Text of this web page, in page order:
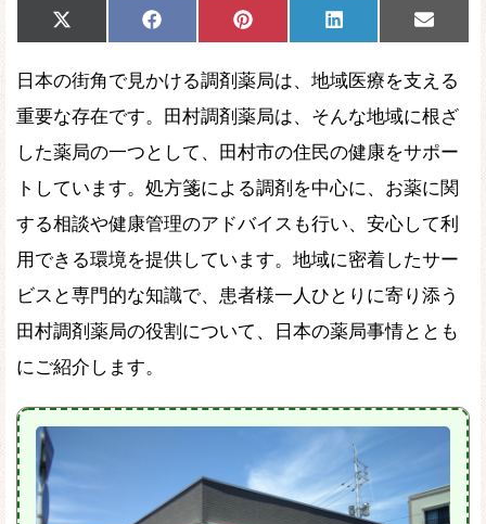
Share
on
X
(Twitter)
Share
on
Facebook Share
on
Pinterest Share
on
LinkedIn
Share
on
Email
日本の街角で見かける調剤薬局は、地域医療を支える
重要な存在です。田村調剤薬局は、そんな地域に根ざ
した薬局の一つとして、田村市の住民の健康をサポー
トしています。処方箋による調剤を中心に、お薬に関
する相談や健康管理のアドバイスも行い、安心して利
用できる環境を提供しています。地域に密着したサー
ビスと専門的な知識で、患者様一人ひとりに寄り添う
田村調剤薬局の役割について、日本の薬局事情ととも
にご紹介します。